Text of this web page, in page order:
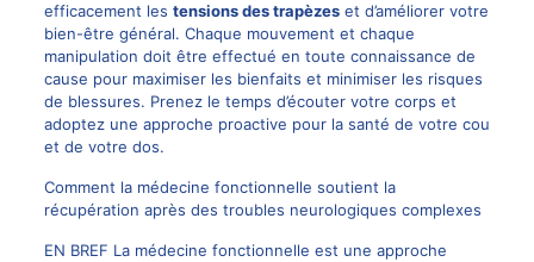
efficacement les tensions des trapèzeset d’améliorer votre
bien-être général. Chaque mouvement et chaque
manipulation doit être effectué en toute connaissance de
cause pour maximiser les bienfaits et minimiser les risques
de blessures. Prenez le temps d’écouter votre corps et
adoptez une approche proactive pour la santé de votre cou
et de votre dos.
Comment la médecine fonctionnelle soutient la
récupération après des troubles neurologiques complexes
EN BREF La médecine fonctionnelle est une approche